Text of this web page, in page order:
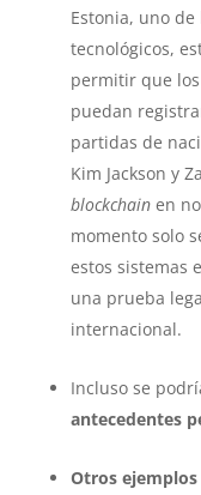
Estonia, uno
tecnológicos,
permitir que
puedan
partidas de
Kim Jackson y
blockchainen
momento solo
estos sistemas
una prueba
internacional.
Incluso se
antecedentes
Otros